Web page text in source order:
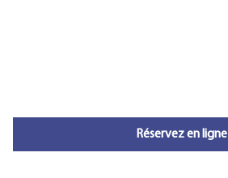
Réservez en ligne